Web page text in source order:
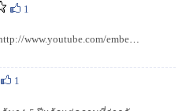
1
<iframe width="420" height="315" src="http://www.youtube.com/embed/db-UV4GRCZc" frameborder="0" allowfullsc...
1